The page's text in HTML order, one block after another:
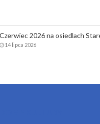
Czerwiec 2026 na osiedlach
14 lipca 2026